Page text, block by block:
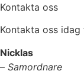
Kontakta oss
Kontakta oss
Nicklas
– Samordnare